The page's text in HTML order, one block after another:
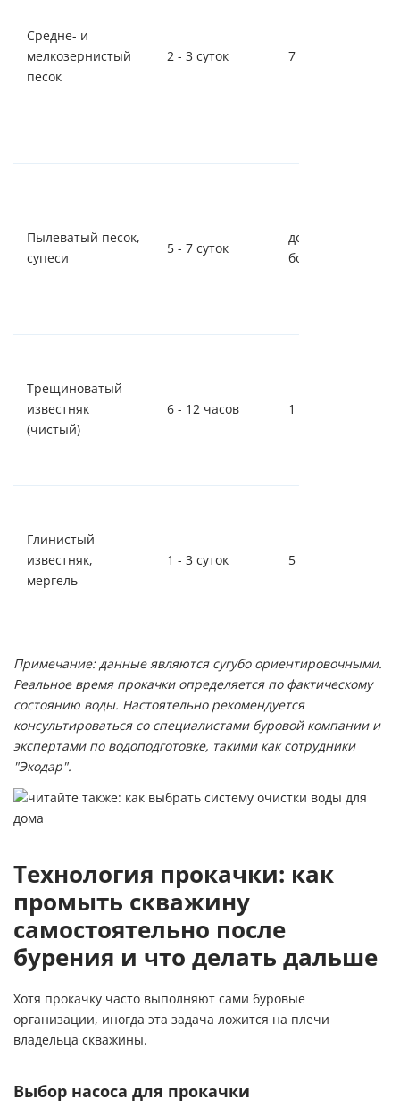
Средне- и
мелкозернистый
песок
2 - 3 суток 7 - 14 суток
Пылеватый песок,
супеси
5 - 7 суток
до 30 суток и
более
Трещиноватый
известняк
(чистый)
6 - 12 часов 1 - 2 суток
Глинистый
известняк,
мергель
1 - 3 суток 5 - 7 суток
Примечание: данные являются сугубо ориентировочными.
Реальное время прокачки определяется по фактическому
состоянию воды. Настоятельно рекомендуется
консультироваться со специалистами буровой компании и
экспертами по водоподготовке, такими как сотрудники
"Экодар".
Технология прокачки: как
промыть скважину
самостоятельно после
бурения и что делать дальше
Хотя прокачку часто выполняют сами буровые
организации, иногда эта задача ложится на плечи
владельца скважины.
Выбор насоса для прокачки